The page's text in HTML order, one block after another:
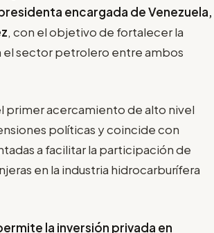
encargada de Venezuela,
, con el objetivo de fortalecer la
sector petrolero entre ambos
primer acercamiento de alto nivel
políticas y coincide con
a facilitar la participación de
en la industria hidrocarburífera
la inversión privada en